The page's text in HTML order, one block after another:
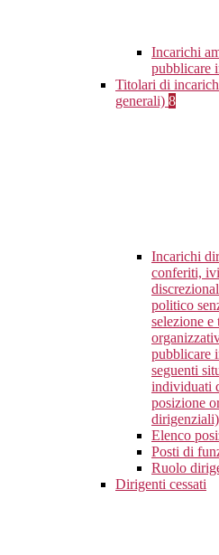
Incarichi
pubblicare
Titolari di
generali) 8
Incarichi
conferiti,
politico
selezione
pubblicare
seguenti
individuati
posizione
dirigenziali)
Elenco
Posti di
Ruolo
Dirigenti cessati